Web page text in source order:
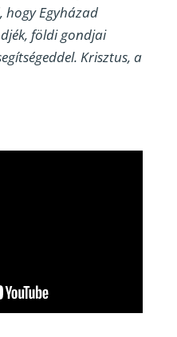
Egyházad
földi gondjai
Krisztus, a